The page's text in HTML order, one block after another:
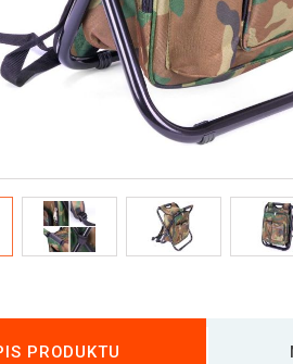
PRODUKTU